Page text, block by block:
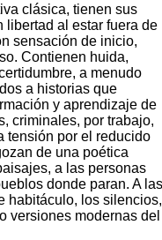
clásica, tienen sus
libertad al estar fuera de
sensación de inicio,
Contienen huida,
a menudo
a historias que
y aprendizaje de
criminales, por trabajo,
tensión por el reducido
de una poética
a las personas
donde paran. A
habitáculo, los silencios,
versiones modernas del